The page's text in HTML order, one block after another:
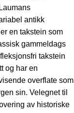
Laumans
antikk
en takstein som
gammeldags
takstein
og har en
overflate som
sin. Velegnet til
av historiske